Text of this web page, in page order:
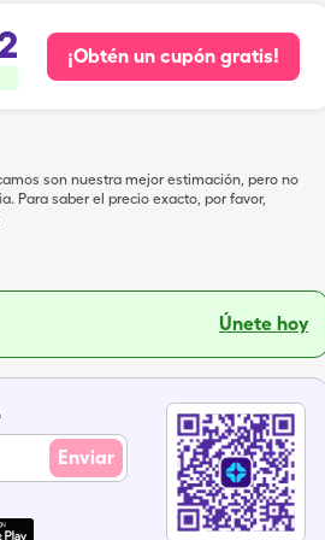
¡Obtén un cupón gratis!
son nuestra mejor estimación, pero no
Para saber el precio exacto, por favor,
Únete hoy
Enviar